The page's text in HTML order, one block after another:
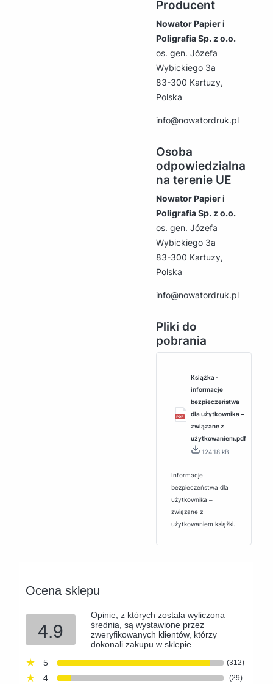
Producent
Nowator Papier i
Poligrafia Sp. z o.o.
os. gen. Józefa
Wybickiego 3a
83-300 Kartuzy,
Polska
info@nowatordruk.pl
Osoba
odpowiedzialna
na terenie UE
Nowator Papier i
Poligrafia Sp. z o.o.
os. gen. Józefa
Wybickiego 3a
83-300 Kartuzy,
Polska
info@nowatordruk.pl
Pliki do
pobrania
Książka -
informacje
bezpieczeństwa
dla użytkownika ‒
związane z
użytkowaniem.pdf
124.18 kB
Informacje
bezpieczeństwa dla
użytkownika ‒
związane z
użytkowaniem książki.
Ocena sklepu
4.9
Opinie, z których została wyliczona
średnia, są wystawione przez
zweryfikowanych klientów, którzy
dokonali zakupu w sklepie.
5
(312)
4 (29)